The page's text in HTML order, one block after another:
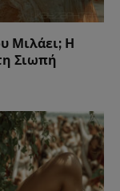
Μιλάει; Η
Σιωπή